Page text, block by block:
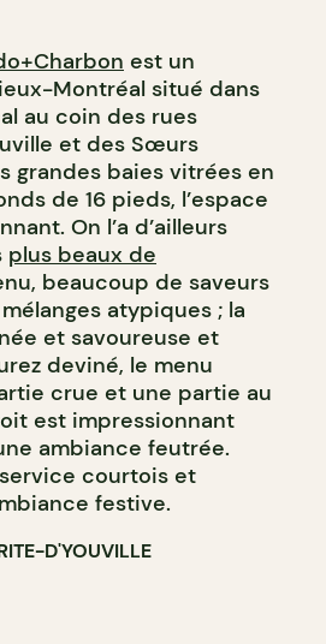
est un
Montréal situé dans
au coin des rues
et des Sœurs
grandes baies vitrées en
de 16 pieds, l’espace
On l’a d’ailleurs
plus beaux de
beaucoup de saveurs
atypiques ; la
et savoureuse et
deviné, le menu
crue et une partie au
est impressionnant
ambiance feutrée.
courtois et
festive.
D'YOUVILLE